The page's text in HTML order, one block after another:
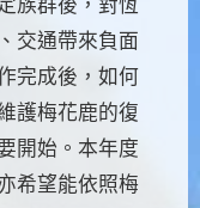
族群後，對恆
交通帶來負面
完成後，如何
護梅花鹿的復
開始。本年度
希望能依照梅